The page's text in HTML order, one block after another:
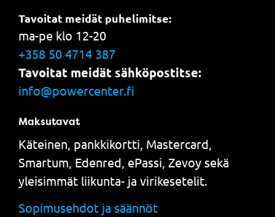
Tavoitat meidät puhelimitse:
ma-pe klo 12-20
+358 50 4714 387
Tavoitat meidät sähköpostitse:
info@powercenter.fi
Maksutavat
Käteinen, pankkikortti, Mastercard,
Smartum, Edenred, ePassi, Zevoy sekä
yleisimmät liikunta- ja virikesetelit.
Sopimusehdot ja säännöt